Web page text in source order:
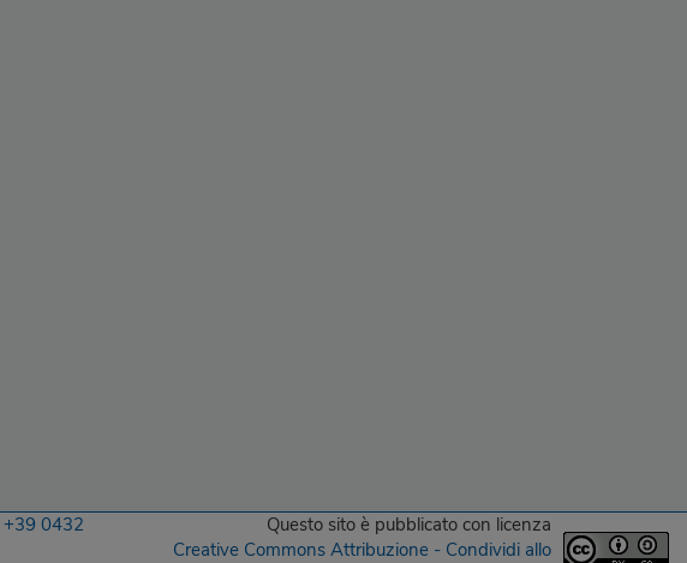
+39 0432
Questo sito è pubblicato con licenza
Creative Commons Attribuzione - Condividi allo